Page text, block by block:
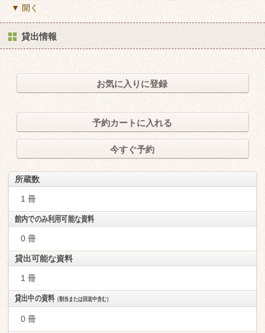
▼ 開く
貸出情報
お気に入りに登録
予約カートに入れる
今すぐ予約
所蔵数
1 冊
館内でのみ利用可能な資料
0 冊
貸出可能な資料
1 冊
貸出中の資料（割当または回送中含む）
0 冊